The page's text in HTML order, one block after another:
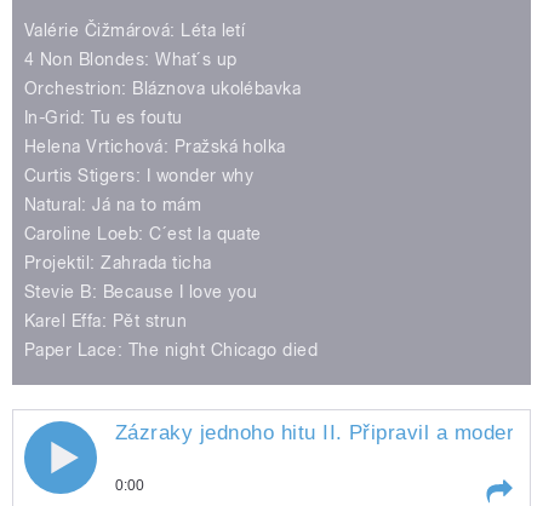
pause
Valérie Čižmárová: Léta letí
4 Non Blondes: What´s up
Orchestrion: Bláznova ukolébavka
In-Grid: Tu es foutu
Helena Vrtichová: Pražská holka
Curtis Stigers: I wonder why
Natural: Já na to mám
Caroline Loeb: C´est la quate
Projektil: Zahrada ticha
Stevie B: Because I love you
Karel Effa: Pět strun
Paper Lace: The night Chicago died
Zázraky jednoho hitu II. Připravil a
0:00